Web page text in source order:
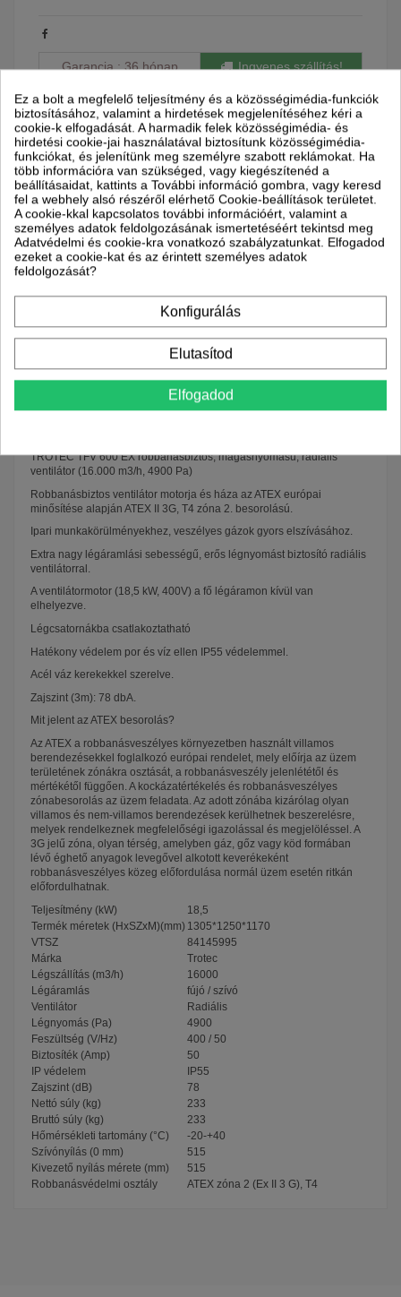
Garancia 36 hónap Ingyenes szállítás!
Szállítással kapcsolatos információk
Partnereink Szállítási idő
Munkanapokon: reggel 8
és 17 óra között
Termék részletei
TROTEC TFV 600 EX robbanásbiztos, magasnyomású, radiális
ventilátor (16.000 m3/h, 4900 Pa)
Robbanásbiztos ventilátor motorja és háza az ATEX európai
minősítése alapján ATEX II 3G, T4 zóna 2. besorolású.
Ipari munkakörülményekhez, veszélyes gázok gyors elszívásához.
Extra nagy légáramlási sebességű, erős légnyomást biztosító radiális
ventilátorral.
A ventilátormotor (18,5 kW, 400V) a fő légáramon kívül van
elhelyezve.
Légcsatornákba csatlakoztatható
Hatékony védelem por és víz ellen IP55 védelemmel.
Acél váz kerekekkel szerelve.
Zajszint (3m): 78 dbA.
Mit jelent az ATEX besorolás?
Az ATEX a robbanásveszélyes környezetben használt villamos
berendezésekkel foglalkozó európai rendelet, mely előírja az üzem
területének zónákra osztását, a robbanásveszély jelenlététől és
mértékétől függően. A kockázatértékelés és robbanásveszélyes
zónabesorolás az üzem feladata. Az adott zónába kizárólag olyan
villamos és nem-villamos berendezések kerülhetnek beszerelésre,
melyek rendelkeznek megfelelőségi igazolással és megjelöléssel. A
3G jelű zóna, olyan térség, amelyben gáz, gőz vagy köd formában
lévő éghető anyagok levegővel alkotott keverékeként
robbanásveszélyes közeg előfordulása normál üzem esetén ritkán
előfordulhatnak.
Teljesítmény (kW)
18,5
Termék méretek (HxSZxM)(mm) 1305*1250*1170
VTSZ
84145995
Márka
Trotec
Légszállítás (m3/h)
16000
Légáramlás
fújó / szívó
Ventilátor
Radiális
Légnyomás (Pa)
4900
Feszültség (V/Hz)
400 / 50
Biztosíték (Amp)
50
IP védelem
IP55
Zajszint (dB)
78
Nettó súly (kg)
233
Bruttó súly (kg)
233
Hőmérsékleti tartomány (°C)
-20-+40
Szívónyílás (0 mm)
515
Kivezető nyílás mérete (mm)
515
Robbanásvédelmi osztály
ATEX zóna 2 (Ex II 3 G), T4
Ez a bolt a megfelelő teljesítmény és a közösségimédia-funkciók
biztosításához, valamint a hirdetések megjelenítéséhez kéri a
cookie-k elfogadását. A harmadik felek közösségimédia- és
hirdetési cookie-jai használatával biztosítunk közösségimédia-
funkciókat, és jelenítünk meg személyre szabott reklámokat. Ha
több információra van szükséged, vagy kiegészítenéd a
beállításaidat, kattints a További információ gombra, vagy keresd
fel a webhely alsó részéről elérhető Cookie-beállítások területet.
A cookie-kkal kapcsolatos további információért, valamint a
személyes adatok feldolgozásának ismertetéséért tekintsd meg
Adatvédelmi és cookie-kra vonatkozó szabályzatunkat. Elfogadod
ezeket a cookie-kat és az érintett személyes adatok
feldolgozását?
Konfigurálás
Elutasítod
Elfogadod